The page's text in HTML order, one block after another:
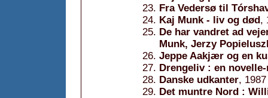
Fra Vedersø til
Kaj Munk - liv og død,
De har vandret ad
Munk, Jerzy
Jeppe Aakjær og en
Drengeliv : en
Danske udkanter, 1987
Det muntre Nord :